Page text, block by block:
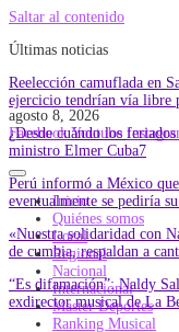
Saltar al contenido
Últimas noticias
Reelección camuflada en
ejercicio tendrían vía libre
¿Desde cuándo los
ministro Elmer Cuba7
Perú informó a México
eventualmente se pediría
«Nuestra solidaridad con
de cumbia, respaldan a
“Es difamación”: Naldy
exdirector musical de La
agosto 8, 2026
Facebook Youtube
Inicio
Quiénes somos
Local
Regional
Nacional
Internacional
Master Deportes
Ranking Musical